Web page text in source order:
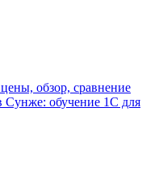
обзор, сравнение
Сунже: обучение 1С для